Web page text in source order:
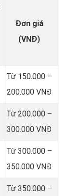
Đơn giá
(VNĐ)
Từ 150.000 –
200.000 VNĐ
Từ 200.000 –
300.000 VNĐ
Từ 300.000 –
350.000 VNĐ
Từ 350.000 –